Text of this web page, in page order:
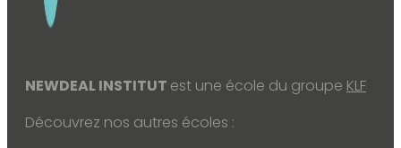
NEWDEAL INSTITUT est une école du groupe KLF
Découvrez nos autres écoles :